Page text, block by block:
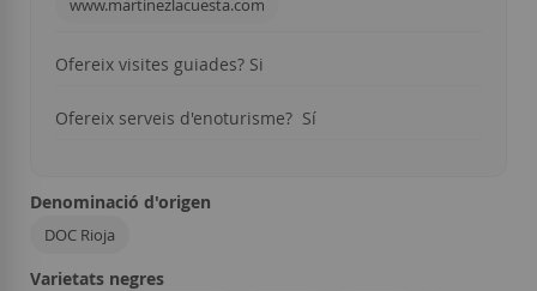
www.martinezlacuesta.com
Ofereix visites guiades? Si
Ofereix serveis d'enoturisme? Sí
Denominació d'origen
DOC Rioja
Varietats negres